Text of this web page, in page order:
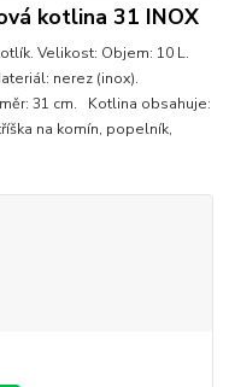
kotlina 31 INOX
Velikost: Objem: 10 L.
nerez (inox).
31 cm. Kotlina obsahuje:
na komín, popelník,